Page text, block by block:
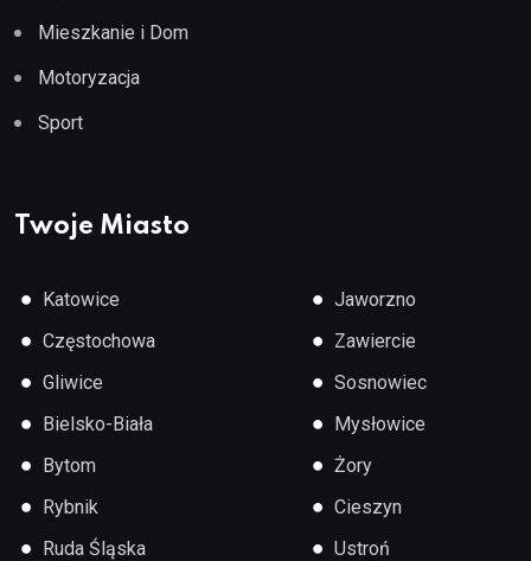
Mieszkanie i Dom
Motoryzacja
Sport
Twoje Miasto
● Katowice
● Częstochowa
● Gliwice
● Bielsko-Biała
● Bytom
● Rybnik
● Ruda Śląska
● Jaworzno
● Zawiercie
● Sosnowiec
● Mysłowice
● Żory
● Cieszyn
● Ustroń